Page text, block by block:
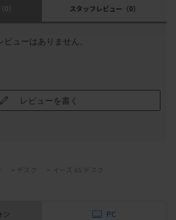
（0） スタッフレビュー （0）
ビューはありません。
レビューを書く
デスク イーズ 65 デスク
ン PC